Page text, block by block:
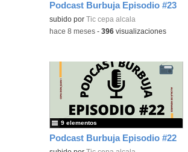
Podcast Burbuja Episodio #23
subido por Tic cepa alcala
-hace 8 meses -396 visualizaciones
Podcast Burbuja Episodio #22
9 elementos